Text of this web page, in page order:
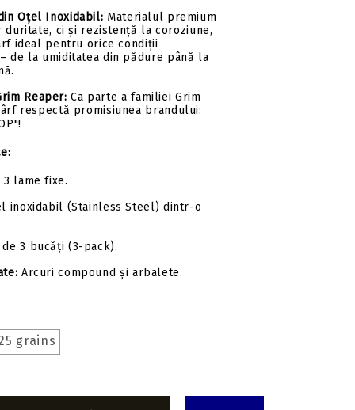
Oțel Inoxidabil: Materialul premium
duritate, ci și rezistență la coroziune,
ideal pentru orice condiții
de la umiditatea din pădure până la
Reaper: Ca parte a familiei Grim
respectă promisiunea brandului:
3 lame fixe.
inoxidabil (Stainless Steel) dintr-o
3 bucăți (3-pack).
Arcuri compound și arbalete.
grains